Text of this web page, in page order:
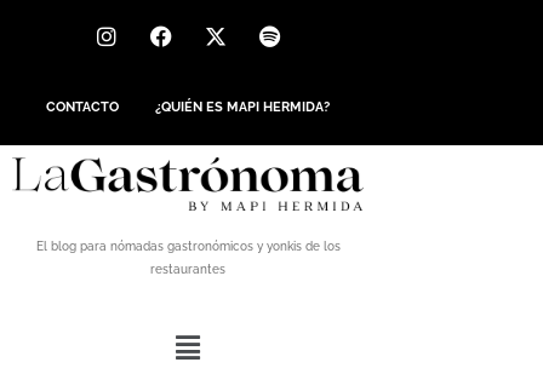
CONTACTO ¿QUIÉN ES MAPI HERMIDA?
El blog para nómadas gastronómicos y yonkis de los
restaurantes